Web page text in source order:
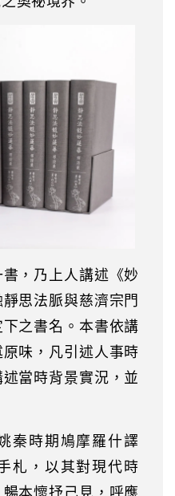
，乃上人講述《妙
思法脈與慈濟宗門
之書名。本書依講
味，凡引述人事時
當時背景實況，並
秦時期鳩摩羅什譯
札，以其對現代時
本懷抒己見，呼應